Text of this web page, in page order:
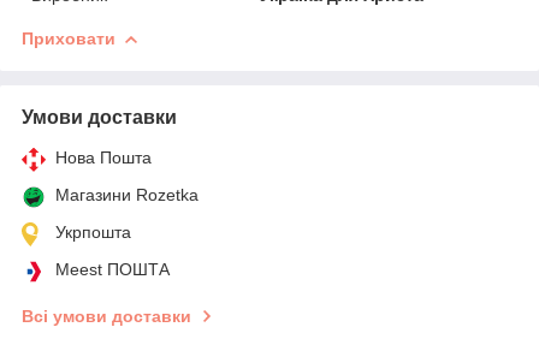
Приховати
Умови доставки
Нова Пошта
Магазини Rozetka
Укрпошта
Meest ПОШТА
Всі умови доставки